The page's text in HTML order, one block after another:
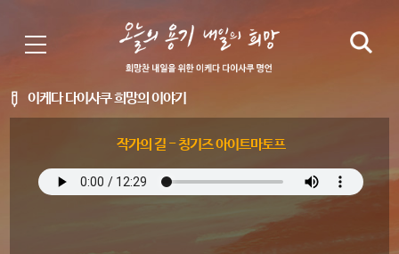
이케다 다이사쿠 희망의 이야기
작가의 길 - 칭기즈 아이트마토프